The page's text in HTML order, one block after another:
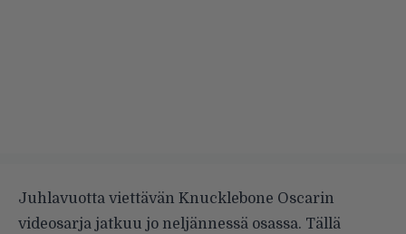
Juhlavuotta viettävän Knucklebone Oscarin
videosarja jatkuu jo neljännessä osassa. Tällä